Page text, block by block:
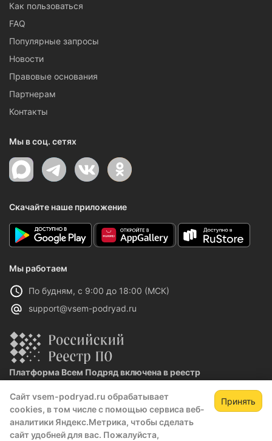
Сайт vsem-podryad.ru обрабатывает
cookies, в том числе с помощью сервиса веб-
аналитики Яндекс.Метрика, чтобы сделать
сайт удобней для вас. Пожалуйста,
Принять
Как пользоваться
FAQ
Популярные запросы
Новости
Правовые основания
Партнерам
Контакты
Мы в соц. сетях
Скачайте наше приложение
Мы работаем
По будням, с 9:00 до 18:00 (МСК)
support@vsem-podryad.ru
Платформа Всем Подряд включена в реестр
Реестровая запись №32021 от 06.02.2026